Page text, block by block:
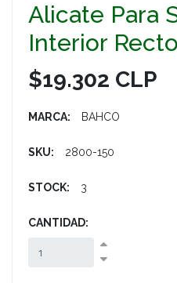
Alicate Para
Interior
$19.302 CLP
MARCA: BAHCO
SKU: 2800-150
STOCK: 3
CANTIDAD: